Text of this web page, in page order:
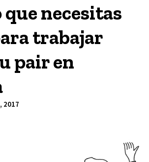
que necesitas
trabajar
pair en
2017